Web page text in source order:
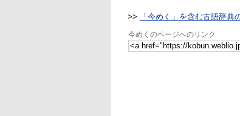
>> 「今めく」を含む古語辞典
今めくのページへのリンク